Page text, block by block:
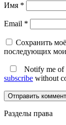
Имя *
Email *
Сохранить
последующих
Notify me of
subscribe without
Разделы права